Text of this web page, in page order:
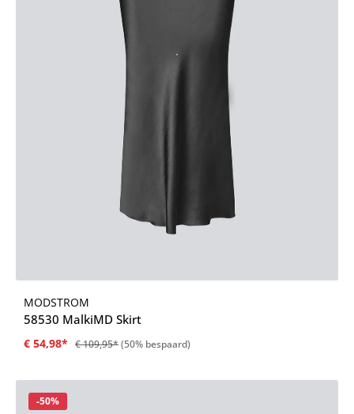
MODSTROM
58530 MalkiMD Skirt
€ 54,98* € 109,95*(50% bespaard)
Korting
-50%